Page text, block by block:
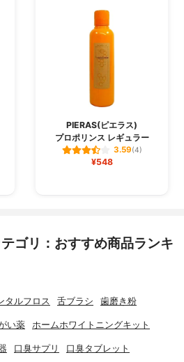
PIERAS(ピエラス)
プロポリンス レギュラー
3.59(4)
¥548
ゴリ：おすすめ商品ランキ
タルフロス 舌ブラシ 歯磨き粉
い薬 ホームホワイトニングキット
口臭サプリ 口臭タブレット